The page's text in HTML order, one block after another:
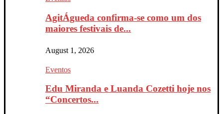
AgitÁgueda confirma-se como um dos
maiores festivais de...
August 1, 2026
Eventos
Edu Miranda e Luanda Cozetti hoje nos
“Concertos...